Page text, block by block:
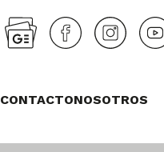
CONTACTONOSOTROS